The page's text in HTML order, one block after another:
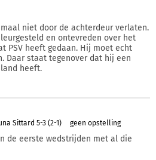
niet door de achterdeur verlaten.
en ontevreden over het
PSV heeft gedaan. Hij moet echt
Daar staat tegenover dat hij een
heeft.
Sittard 5-3 (2-1) geen opstelling
de eerste wedstrijden met al die